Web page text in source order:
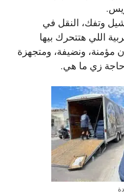
وتفك، النقل في
اللي هتتحرك بيها
مؤمنة، ونضيفة، ومتجهزة
زي ما هي.